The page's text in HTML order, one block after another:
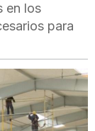
en los
para